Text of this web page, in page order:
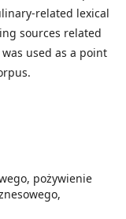
pożywienie
related lexical
sources related
used as a point